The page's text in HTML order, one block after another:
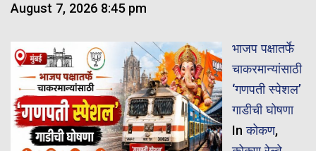
August 7, 2026 8:45 pm
भाजप पक्षातर्फे
चाकरमान्यांसाठी
‘गणपती स्पेशल’
गाडीची घोषणा
Inकोकण,